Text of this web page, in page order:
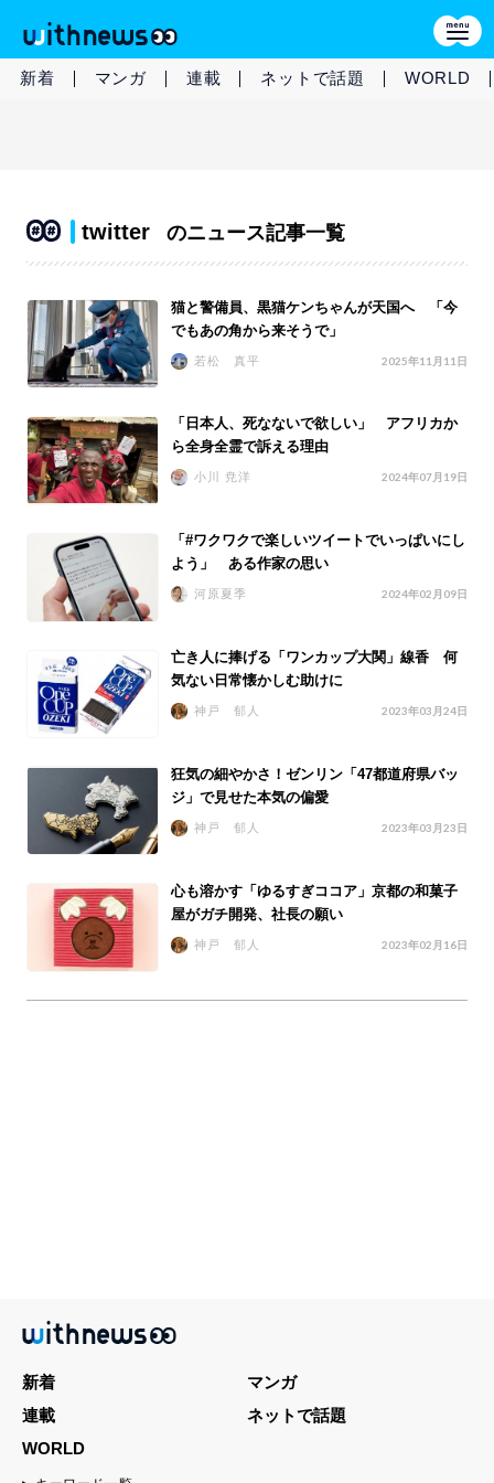
新着 マンガ 連載 ネットで話題 WORLD
twitter のニュース記事一覧
猫と警備員、黒猫ケンちゃんが天国へ 「今
でもあの角から来そうで」
若松 真平 2025年11月11日
「日本人、死なないで欲しい」 アフリカか
ら全身全霊で訴える理由
小川 尭洋 2024年07月19日
「#ワクワクで楽しいツイートでいっぱいにし
よう」 ある作家の思い
河原夏季 2024年02月09日
亡き人に捧げる「ワンカップ大関」線香 何
気ない日常懐かしむ助けに
神戸 郁人 2023年03月24日
狂気の細やかさ！ゼンリン「47都道府県バッ
ジ」で見せた本気の偏愛
神戸 郁人 2023年03月23日
心も溶かす「ゆるすぎココア」京都の和菓子
屋がガチ開発、社長の願い
神戸 郁人 2023年02月16日
新着
マンガ
連載
ネットで話題
WORLD